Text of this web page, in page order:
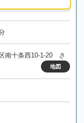
南十条西10-1-20 さ
地図